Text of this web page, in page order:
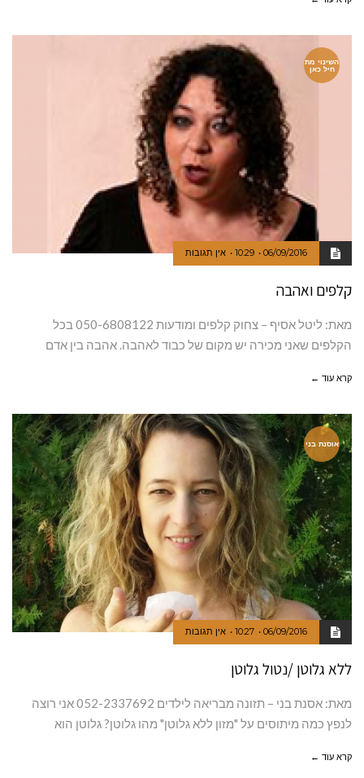
השינוי מת
חיל כאן
06/09/2016
10:29 אין תגובות
קלפים ואהבה
מאת: ליטל אסיף – צחוק קלפים ומודעות 050-6808122 בכל
הקלפים שאני מכירה יש מקום של כבוד לאהבה. אהבה בין אדם
קרא עוד ←
אוסנת בני
06/09/2016
10:27 אין תגובות
ללא גלוטן /נטול גלוטן
מאת: אסנת בני – תזונה מבריאה לילדים 052-2337692 אני רוצה
לנפץ כמה מיתוסים על "מזון ללא גלוטן" מהו גלוטן? גלוטן הוא
קרא עוד ←